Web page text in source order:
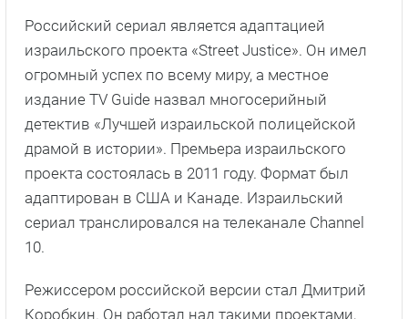
Российский сериал является адаптацией
израильского проекта «Street Justice». Он имел
огромный успех по всему миру, а местное
издание TV Guide назвал многосерийный
детектив «Лучшей израильской полицейской
драмой в истории». Премьера израильского
проекта состоялась в 2011 году. Формат был
адаптирован в США и Канаде. Израильский
сериал транслировался на телеканале Channel
10.
Режиссером российской версии стал Дмитрий
Коробкин. Он работал над такими проектами,